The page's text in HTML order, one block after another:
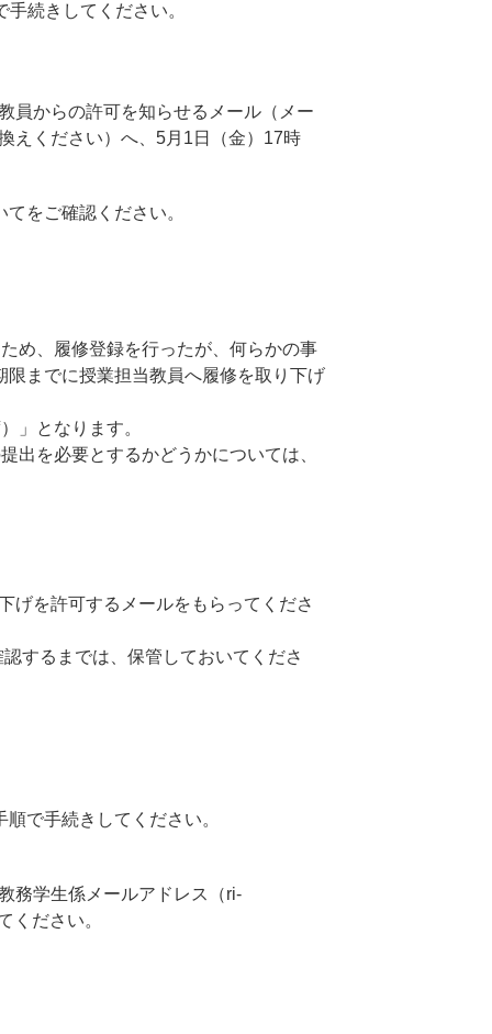
続きしてください。
員からの許可を知らせるメール（メー
えください）へ、5月1日（金）17時
をご確認ください。
め、履修登録を行ったが、何らかの事
までに授業担当教員へ履修を取り下げ
」となります。
出を必要とするかどうかについては、
げを許可するメールをもらってくださ
するまでは、保管しておいてくださ
で手続きしてください。
務学生係メールアドレス（ri-
ください。